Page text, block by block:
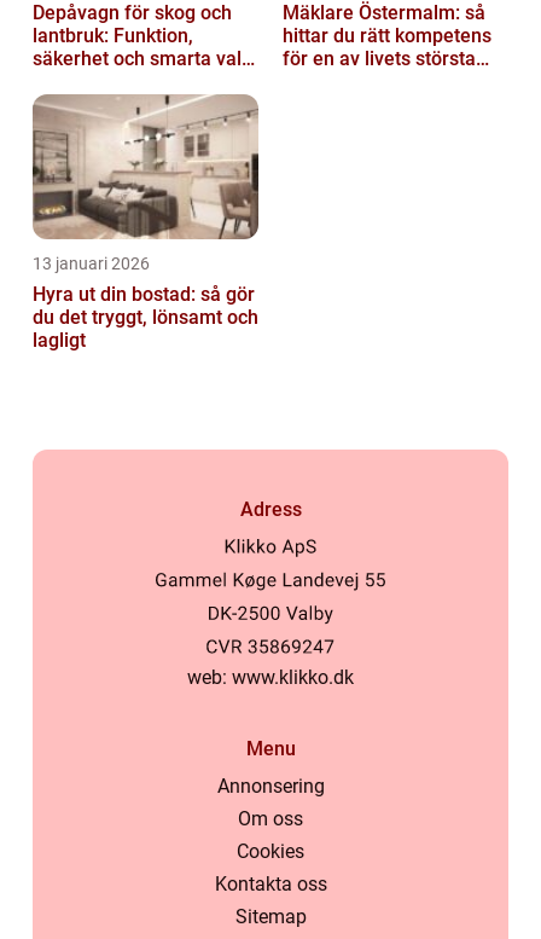
Depåvagn för skog och
lantbruk: Funktion,
säkerhet och smarta val
Mäklare Östermalm: så
hittar du rätt kompetens
för en av livets största
13 januari 2026
Hyra ut din bostad: så gör
du det tryggt, lönsamt och
lagligt
Adress
web: www.klikko.dk
Menu
Annonsering
Om oss
Cookies
Kontakta oss
Sitemap